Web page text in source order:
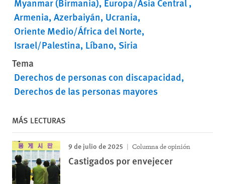
Myanmar (Birmania) Europa/Asia Central
Armenia Azerbaiyán Ucrania
Oriente Medio/África del Norte
Israel/Palestina Líbano Siria
Tema
Derechos de personas con discapacidad
Derechos de las personas mayores
MÁS LECTURAS
9 de julio de 2025 Columna de opinión
Castigados por envejecer